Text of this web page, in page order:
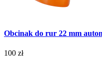
Obcinak do rur 22 mm
100 zł